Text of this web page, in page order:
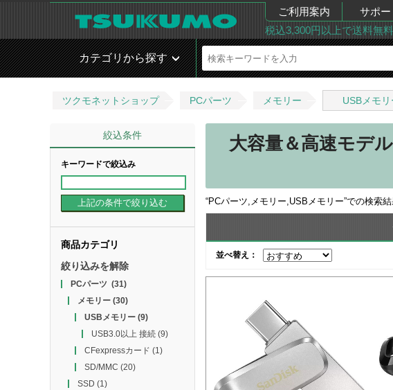
ご利用案内 サポー
税込3,300円以上で送料無
カテゴリから探す
ツクモネットショップ PCパーツ メモリー USBメモリ
絞込条件
キーワードで絞込み
商品カテゴリ
絞り込みを解除
PCパーツ (31)
メモリー(30)
USBメモリー(9)
USB3.0以上 接続(9)
CFexpressカード (1)
SD/MMC (20)
SSD (1)
大容量＆高速モデ
“PCパーツ,メモリー,USBメモリー”での検索
並べ替え：